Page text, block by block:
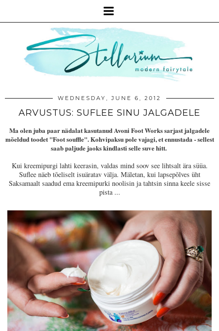
WEDNESDAY, JUNE 6, 2012
ARVUSTUS: SUFLEE SINU JALGADELE
Ma olen juba paar nädalat kasutanud Avoni Foot Works sarjast jalgadele
mõeldud toodet "Foot souffle". Kohvipaksu pole vajagi, et ennustada - sellest
saab paljude jaoks kindlasti selle suve hitt.
Kui kreemipurgi lahti keerasin, valdas mind soov see lihtsalt ära süüa.
Suflee näeb tõeliselt isuäratav välja. Mäletan, kui lapsepõlves üht
Saksamaalt saadud ema kreemipurki noolisin ja tahtsin sinna keele sisse
pista ...